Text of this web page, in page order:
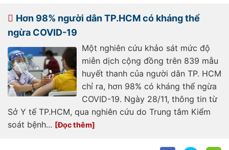
169231219163247897.htm
Hơn 98% người dân TP.HCM có kháng thể
ngừa COVID-19
Một nghiên cứu khảo sát mức độ
miễn dịch cộng đồng trên 839 mẫu
huyết thanh của người dân TP. HCM
chỉ ra, hơn 98% có kháng thể ngừa
COVID-19. Ngày 28/11, thông tin từ
Sở Y tế TP.HCM, qua nghiên cứu do Trung tâm Kiểm
soát bệnh...